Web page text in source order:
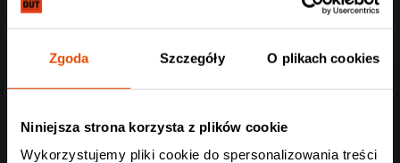
Zgoda Szczegóły O plikach cookies
Niniejsza strona korzysta z plików cookie
Wykorzystujemy pliki cookie do spersonalizowania treści